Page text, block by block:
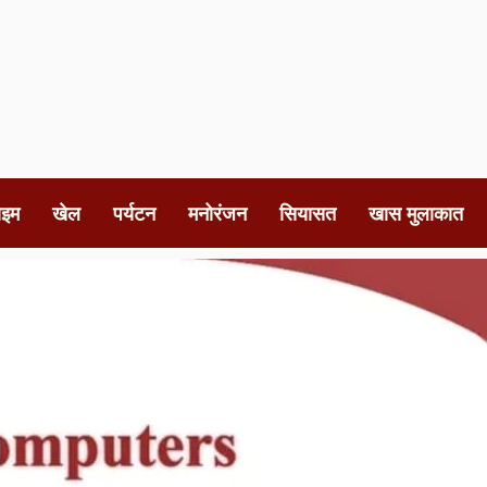
खेल पर्यटन मनोरंजन सियासत खास मुलाकात